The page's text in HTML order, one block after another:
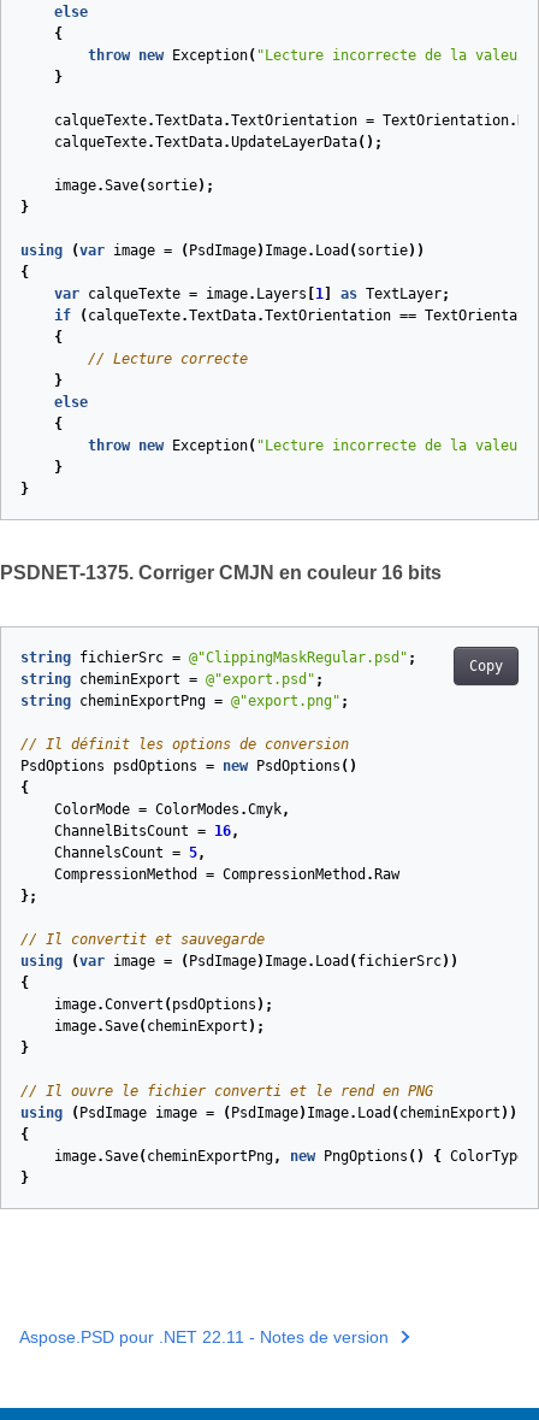
else
{
throw new Exception( "Lecture incorrecte de la valeur
}
calqueTexte.TextData.TextOrientation = TextOrientation.
calqueTexte.TextData.UpdateLayerData();
image.Save( sortie);
}
using (var image = ( PsdImage) Image. Load ( sortie))
{
var calqueTexte = image. Layers 1 as TextLayer;
if
( calqueTexte.TextData.TextOrientation ==
{
// Lecture correcte
}
else
{
throw new Exception( "Lecture incorrecte de la valeur
}
}
PSDNET-1375. Corriger CMJN en couleur 16 bits
Copy
string fichierSrc = @"ClippingMaskRegular.psd" ;
string cheminExport = @"export.psd" ;
string cheminExportPng = @"export.png" ;
// Il définit les options de conversion
PsdOptions
psdOptions = new PsdOptions ()
{
ColorMode = ColorModes .Cmyk,
ChannelBitsCount = 16,
ChannelsCount = 5,
CompressionMethod
= CompressionMethod . Raw
};
// Il convertit et sauvegarde
using
(var image = ( PsdImage) Image. Load ( fichierSrc))
{
image.Convert ( psdOptions );
image.Save( cheminExport );
}
// Il ouvre le fichier converti et le rend en PNG
using
( PsdImage image = ( PsdImage) Image. Load ( cheminExport ))
{
image.Save( cheminExportPng, new PngOptions () { ColorType
}
Aspose.PSD pour .NET 22.11 - Notes de version